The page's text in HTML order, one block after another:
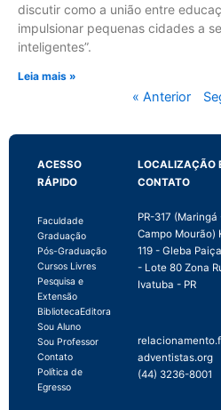
discutir como a união entre
impulsionar pequenas cidades a
inteligentes”.
Leia mais »
« Anterior
ACESSO
RÁPIDO
Faculdade
Graduação
Pós-Graduação
Cursos Livres
Pesquisa e
Extensão
BibliotecaEditora
Sou Aluno
Sou Professor
Contato
Política de
Egresso
LOCALIZAÇÃO
CONTATO
PR-317 (Maringá
Campo Mourão)
119 - Gleba
- Lote 80 Zona
Ivatuba - PR
adventistas.org
(44) 3236-8001